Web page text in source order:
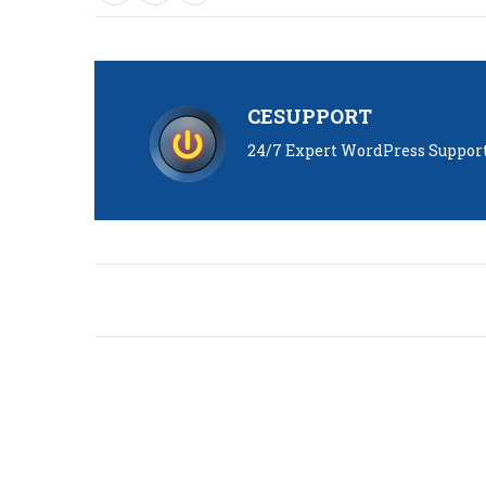
CESUPPORT
24/7 Expert WordPress